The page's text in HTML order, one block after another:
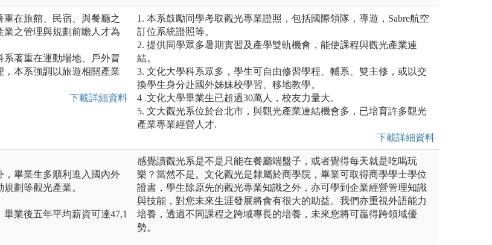
在旅館、民宿、與餐廳之
之管理與規劃前瞻人才為
著重在運動場地、戶外冒
，本系強調以旅遊相關產業
下載詳細資料
1. 本系鼓勵同學考取觀光專業證照，包括國際領隊，導遊，Sabre航空
訂位系統證照等。
2. 提供同學眾多暑期實習及產學雙軌機會，能使課程與觀光產業連
結。
3. 文化大學科系眾多，學生可自由修習學程、輔系、雙主修，或以交
換學生身分赴國外姊妹校學習、移地教學。
4 .文化大學畢業生已超過30萬人，校友力量大。
5. 文大觀光系位於台北市，與觀光產業連結機會多，已培育許多觀光
產業專業經營人才.
下載詳細資料
畢業生多順利進入國內外
劃等觀光產業。
業後五年平均薪資可達47,1
感覺讀觀光系是不是只能在餐廳端盤子，或者覺得每天就是吃喝玩
樂？當然不是。文化觀光是隸屬於商學院，畢業可取得商學學士學位
證書，學生除原先的觀光專業知識之外，亦可學到企業經營管理知識
與技能，對您未來生涯發展將會有很大的助益。我們亦重視外語能力
培養，透過不同課程之跨域專長的培養，未來您將可贏得跨領域優
勢。